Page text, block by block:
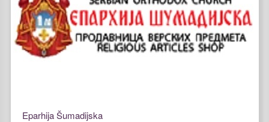
Eparhija Šumadijska